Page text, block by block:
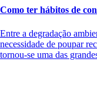
Como ter hábitos de
Entre a degradação
necessidade de poupar
tornou-se uma das